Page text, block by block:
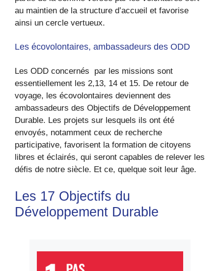
au maintien de la structure d’accueil et favorise
ainsi un cercle vertueux.
Les écovolontaires, ambassadeurs des ODD
Les ODD concernés par les missions sont
essentiellement les 2,13, 14 et 15. De retour de
voyage, les écovolontaires deviennent des
ambassadeurs des Objectifs de Développement
Durable. Les projets sur lesquels ils ont été
envoyés, notamment ceux de recherche
participative, favorisent la formation de citoyens
libres et éclairés, qui seront capables de relever les
défis de notre siècle. Et ce, quelque soit leur âge.
Les 17 Objectifs du
Développement Durable